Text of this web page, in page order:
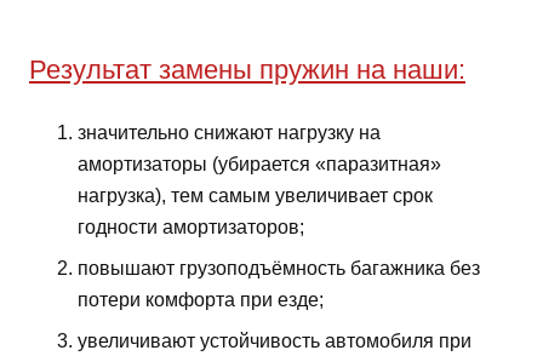
Результат замены пружин на наши:
значительно снижают нагрузку на
амортизаторы (убирается «паразитная»
нагрузка), тем самым увеличивает срок
годности амортизаторов;
повышают грузоподъёмность багажника без
потери комфорта при езде;
увеличивают устойчивость автомобиля при